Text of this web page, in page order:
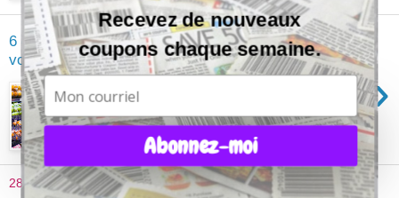
6 gros conseils pour réduire
votre facture d’épicerie
›
l’épicerie, vous allez réaliser que ces dépenses
peuvent aller à 30-40% de vos revenus.
28 octobre 2016
Abonnez-moi
Recevez de nouveaux
coupons chaque semaine.